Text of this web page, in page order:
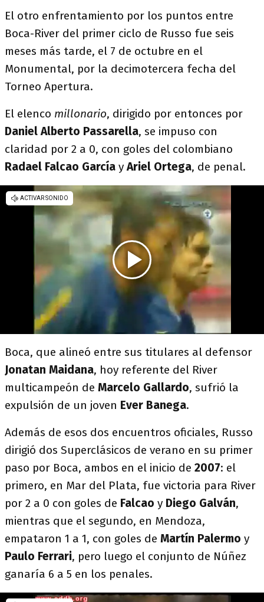
El otro enfrentamiento por los puntos entre
Boca-River del primer ciclo de Russo fue seis
meses más tarde, el 7 de octubre en el
Monumental, por la decimotercera fecha del
Torneo Apertura.
El elenco millonario, dirigido por entonces por
Daniel Alberto Passarella, se impuso con
claridad por 2 a 0, con goles del colombiano
Radael Falcao García yAriel Ortega, de penal.
Boca, que alineó entre sus titulares al defensor
Jonatan Maidana, hoy referente del River
multicampeón de Marcelo Gallardo, sufrió la
expulsión de un joven Ever Banega.
Además de esos dos encuentros oficiales, Russo
dirigió dos Superclásicos de verano en su primer
paso por Boca, ambos en el inicio de 2007: el
primero, en Mar del Plata, fue victoria para River
por 2 a 0 con goles de Falcao y Diego Galván,
mientras que el segundo, en Mendoza,
empataron 1 a 1, con goles de Martín Palermo y
Paulo Ferrari, pero luego el conjunto de Núñez
ganaría 6 a 5 en los penales.